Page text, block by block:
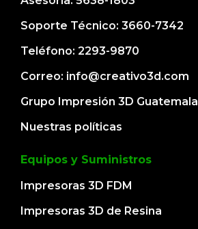
Soporte Técnico: 3660-7342
Teléfono: 2293-9870
Correo: info@creativo3d.com
Grupo Impresión 3D Guatemala
Nuestras políticas
Equipos y Suministros
Impresoras 3D FDM
Impresoras 3D de Resina